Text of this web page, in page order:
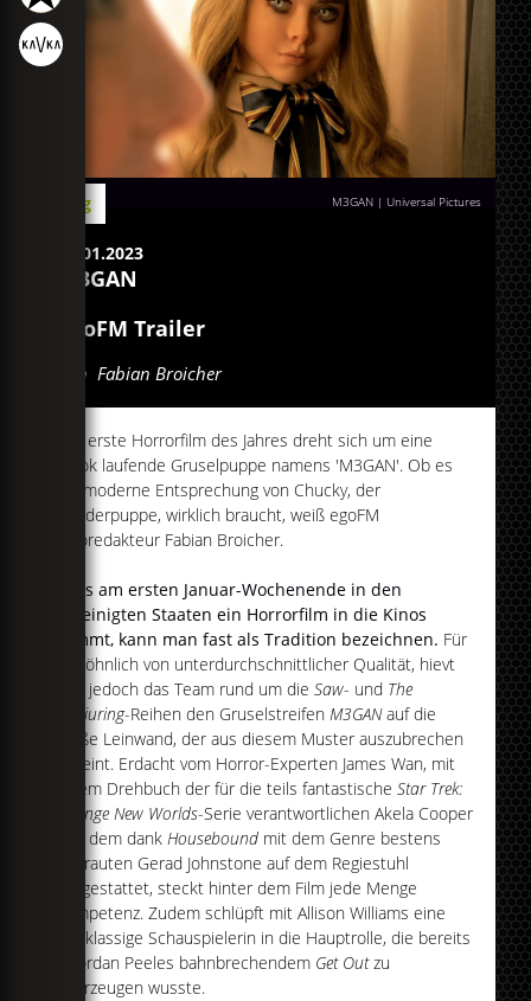
M3GAN | Universal Pictures
Blog
11.01.2023
M3GAN
egoFM Trailer
Von Fabian Broicher
Der erste Horrorfilm des Jahres dreht sich um eine
Amok laufende Gruselpuppe namens 'M3GAN'. Ob es
die moderne Entsprechung von Chucky, der
Mörderpuppe, wirklich braucht, weiß egoFM
Kinoredakteur Fabian Broicher.
Dass am ersten Januar-Wochenende in den
Vereinigten Staaten ein Horrorfilm in die Kinos
kommt, kann man fast als Tradition bezeichnen. Für
gewöhnlich von unterdurchschnittlicher Qualität, hievt
nun jedoch das Team rund um dieSaw- und The
Conjuring-Reihen den GruselstreifenM3GANauf die
große Leinwand, der aus diesem Muster auszubrechen
scheint. Erdacht vom Horror-Experten James Wan, mit
einem Drehbuch der für die teils fantastischeStar Trek:
Strange New Worlds-Serie verantwortlichen Akela Cooper
und dem dankHousebound mit dem Genre bestens
vertrauten Gerad Johnstone auf dem Regiestuhl
ausgestattet, steckt hinter dem Film jede Menge
Kompetenz. Zudem schlüpft mit Allison Williams eine
erstklassige Schauspielerin in die Hauptrolle, die bereits
in Jordan Peeles bahnbrechendem Get Outzu
überzeugen wusste.